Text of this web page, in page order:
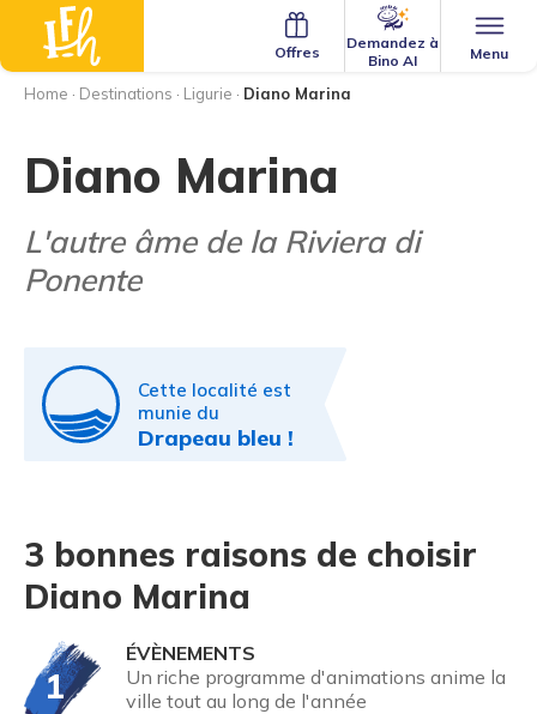
Menu
Demandez à
Bino AI
Offres
Home · Destinations · Ligurie · Diano Marina
Diano Marina
L'autre âme de la Riviera di
Ponente
Cette localité est
munie du
Drapeau bleu !
3 bonnes raisons de choisir
Diano Marina
1
ÉVÈNEMENTS
Un riche programme d'animations anime la
ville tout au long de l'année